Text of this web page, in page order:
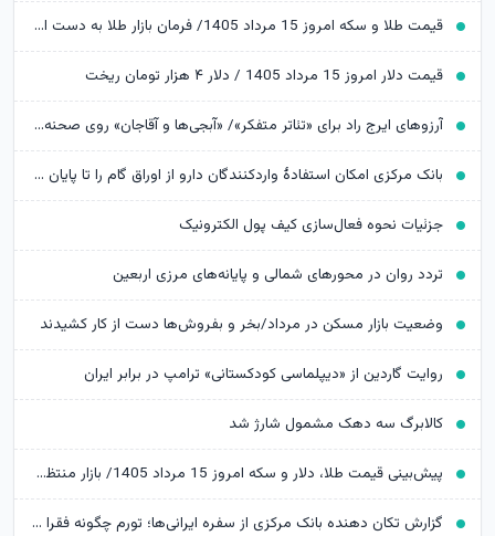
قیمت طلا و سکه امروز 15 مرداد 1405/ فرمان بازار طلا به دست اونس جهانی افتاد
قیمت دلار امروز 15 مرداد 1405 / دلار ۴ هزار تومان ریخت
آرزوهای ایرج راد برای «تئاتر متفکر»/ «آبجی‌ها و آقاجان» روی صحنه می‌رود
بانک مرکزی امکان استفادۀ واردکنندگان دارو از اوراق گام را تا پایان امسال تمدید کرد
جزئیات نحوه فعال‌سازی کیف پول الکترونیک
تردد روان در محورهای شمالی و پایانه‌های مرزی اربعین
وضعیت بازار مسکن در مرداد/بخر و بفروش‌ها دست از کار کشیدند
روایت گاردین از «دیپلماسی کودکستانی» ترامپ در برابر ایران
کالابرگ سه دهک مشمول شارژ شد
پیش‌بینی قیمت طلا، دلار و سکه امروز 15 مرداد 1405/ بازار منتظر مذاکرات تنگه هرمز
گزارش تکان‌ دهنده بانک مرکزی از سفره ایرانی‌ها؛ تورم چگونه فقرا را فقیرتر کرد؟